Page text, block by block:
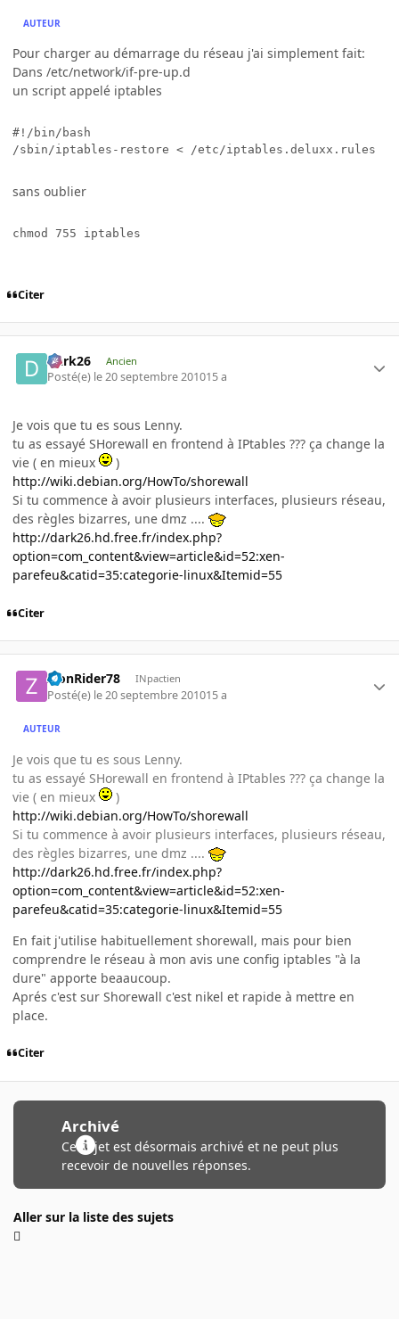
AUTEUR
Pour charger au démarrage du réseau j'ai simplement fait:
Dans /etc/network/if-pre-up.d
un script appelé iptables
#!/bin/bash
sans oublier
Citer
Dark26 Ancien
Posté(e) le 20 septembre 201015 a
Je vois que tu es sous Lenny.
tu as essayé SHorewall en frontend à IPtables ??? ça change la
vie ( en mieux
)
http://wiki.debian.org/HowTo/shorewall
Si tu commence à avoir plusieurs interfaces, plusieurs réseau,
des règles bizarres, une dmz ....
http://dark26.hd.free.fr/index.php?
option=com_content&view=article&id=52:xen-
parefeu&catid=35:categorie-linux&Itemid=55
Citer
ZionRider78 INpactien
Posté(e) le 20 septembre 201015 a
AUTEUR
Je vois que tu es sous Lenny.
tu as essayé SHorewall en frontend à IPtables ??? ça change la
vie ( en mieux
)
http://wiki.debian.org/HowTo/shorewall
Si tu commence à avoir plusieurs interfaces, plusieurs réseau,
des règles bizarres, une dmz ....
http://dark26.hd.free.fr/index.php?
option=com_content&view=article&id=52:xen-
parefeu&catid=35:categorie-linux&Itemid=55
En fait j'utilise habituellement shorewall, mais pour bien
comprendre le réseau à mon avis une config iptables "à la
dure" apporte beaaucoup.
Aprés c'est sur Shorewall c'est nikel et rapide à mettre en
place.
Citer
Archivé
Ce sujet est désormais archivé et ne peut plus
recevoir de nouvelles réponses.
Aller sur la liste des sujets